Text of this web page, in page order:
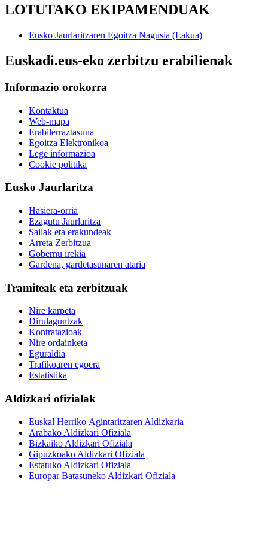
LOTUTAKO EKIPAMENDUAK
Eusko Jaurlaritzaren Egoitza Nagusia (Lakua)
Euskadi.eus-eko zerbitzu erabilienak
Informazio orokorra
Kontaktua
Web-mapa
Erabilerraztasuna
Egoitza Elektronikoa
Lege informazioa
Cookie politika
Eusko Jaurlaritza
Hasiera-orria
Ezagutu Jaurlaritza
Sailak eta erakundeak
Arreta Zerbitzua
Gobernu irekia
Gardena, gardetasunaren ataria
Tramiteak eta zerbitzuak
Nire karpeta
Dirulaguntzak
Kontratazioak
Nire ordainketa
Eguraldia
Trafikoaren egoera
Estatistika
Aldizkari ofizialak
Euskal Herriko Agintaritzaren Aldizkaria
Arabako Aldizkari Ofiziala
Bizkaiko Aldizkari Ofiziala
Gipuzkoako Aldizkari Ofiziala
Estatuko Aldizkari Ofiziala
Europar Batasuneko Aldizkari Ofiziala